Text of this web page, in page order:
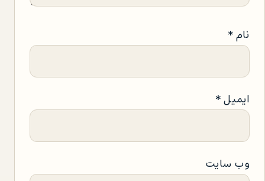
نام*
ایمیل*
وب‌ سایت